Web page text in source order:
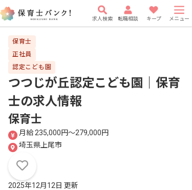
求人検索 転職相談 キープ メニュー
保育士
正社員
認定こども園
つつじが丘認定こども園｜保育
士の求人情報
保育士
月給 235,000円〜279,000円
埼玉県上尾市
2025年12月12日 更新